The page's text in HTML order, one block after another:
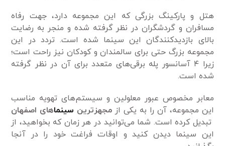
هتل و پارکینگ بزرگی که این مجموعه دارد، جهت رفاه
مسافران و گردشگران در نظر گرفته شده و منجر به رضایت
بالای بازدیدکنندگان این سینما شده است. تردد در این
مجموعه بزرگ حتی برای سالمندان و کودکان نیز راحت است؛
زیرا ۴ آسانسور پله برقی‌های متعدد برای آن در نظر گرفته
شده است.
معابر مخصوص عبور معلولین و سیستم‌های تهویه مناسب
این مجموعه، آن را به یکی از مجهزترین سینماهای اصفهان
تبدیل کرده است. شما می‌توانید در هر زمان که بخواهید، از
این سینما دیدن کنید و اوقات فراغت خود را در آنجا